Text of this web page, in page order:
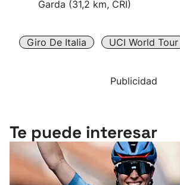
Garda (31,2 km, CRI)
Giro De Italia UCI World Tour
Publicidad
Te puede interesar